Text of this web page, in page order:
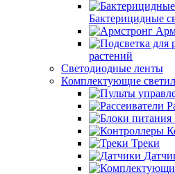
Бактерицидные
растений
Светодиодные ленты
Комплектующие
Треки